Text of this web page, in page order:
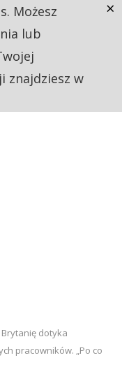
dotyka
pracowników. „Po co
Możesz
lub
znajdziesz w
×